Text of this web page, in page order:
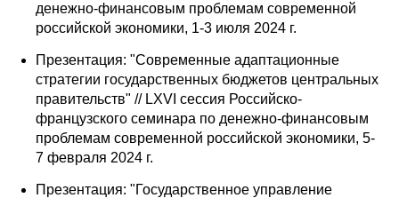
денежно-финансовым проблемам современной
российской экономики, 1-3 июля 2024 г.
Презентация: "Современные адаптационные
стратегии государственных бюджетов центральных
правительств" // LXVI сессия Российско-
французского семинара по денежно-финансовым
проблемам современной российской экономики, 5-
7 февраля 2024 г.
Презентация: "Государственное управление